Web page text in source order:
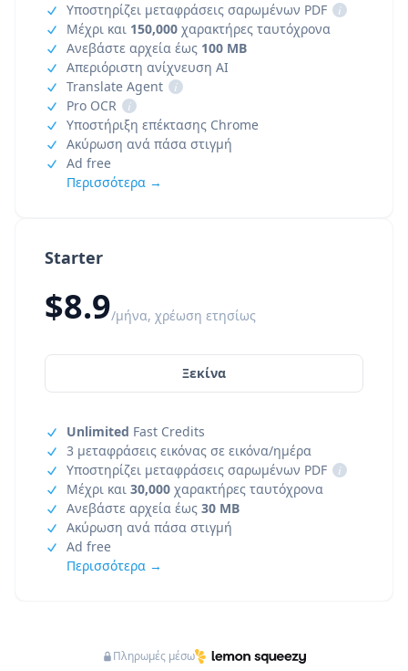
Starter
$8.9/μήνα, χρέωση ετησίως
Ξεκίνα
Unlimited Fast Credits
3 μεταφράσεις εικόνας σε εικόνα/ημέρα
Υποστηρίζει μεταφράσεις σαρωμένων PDF
i
Μέχρι και 30,000 χαρακτήρες ταυτόχρονα
Ανεβάστε αρχεία έως 30 MB
Ακύρωση ανά πάσα στιγμή
Ad free
Περισσότερα →
Υποστηρίζει μεταφράσεις σαρωμένων PDF
i
Μέχρι και 150,000 χαρακτήρες ταυτόχρονα
Ανεβάστε αρχεία έως 100 MB
Απεριόριστη ανίχνευση AI
Translate Agent
i
Pro OCR
i
Υποστήριξη επέκτασης Chrome
Ακύρωση ανά πάσα στιγμή
Ad free
Περισσότερα →
Πληρωμές μέσω